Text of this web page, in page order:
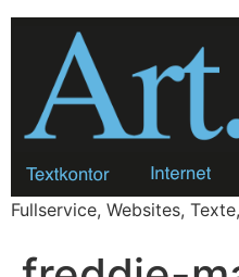
Zum
springen
Fullservice, Websites,